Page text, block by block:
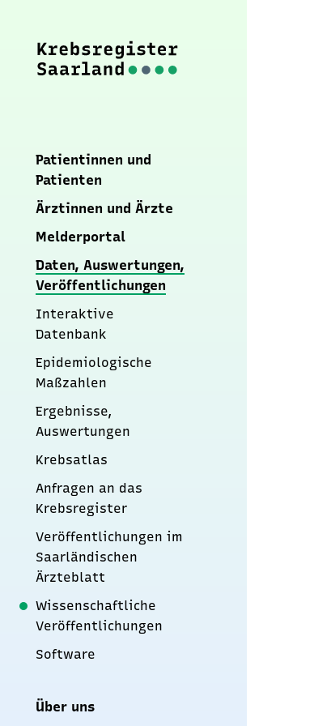
Patientinnen und
Patienten
Ärztinnen und Ärzte
Melderportal
Daten, Auswertungen,
Veröffentlichungen
Interaktive
Datenbank
Epidemiologische
Maßzahlen
Ergebnisse,
Auswertungen
Krebsatlas
Anfragen an das
Krebsregister
Veröffentlichungen im
Saarländischen
Ärzteblatt
Wissenschaftliche
Veröffentlichungen
Software
Über uns